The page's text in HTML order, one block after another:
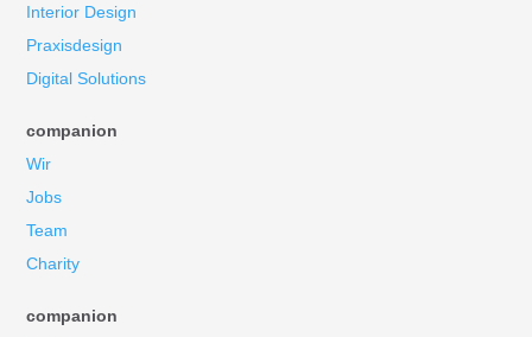
Interior Design
Praxisdesign
Digital Solutions
companion
Wir
Jobs
Team
Charity
companion